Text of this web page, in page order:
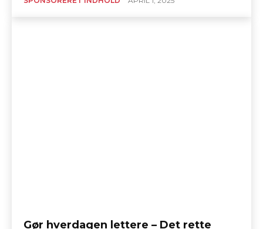
Gør hverdagen lettere – Det rette